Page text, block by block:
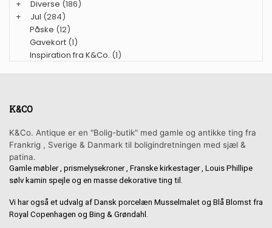
+
Diverse (186)
+
Jul (284)
Påske (12)
Gavekort (1)
Inspiration fra K&Co. (1)
K&CO
K&Co. Antique er en "Bolig-butik" med gamle og antikke ting fra
Frankrig , Sverige & Danmark til boligindretningen med sjæl &
patina.
Gamle møbler , prismelysekroner , Franske kirkestager , Louis Phillipe
sølv kamin spejle og en masse dekorative ting til.
Vi har også et udvalg af Dansk porcelæn Musselmalet og Blå Blomst fra
Royal Copenhagen og Bing & Grøndahl.